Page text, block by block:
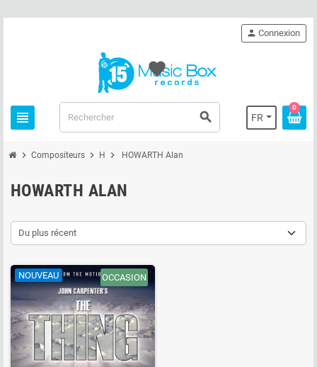
view_headline search FR
person Connexion
0
favorite
chevron_right Compositeurs chevron_right H chevron_right HOWARTH Alan
HOWARTH ALAN
Du plus récent
NOUVEAU OCCASION